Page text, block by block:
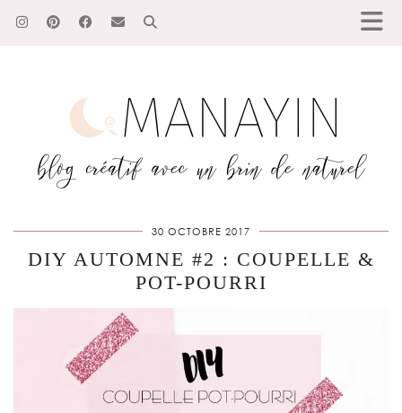
30 OCTOBRE 2017
DIY AUTOMNE #2 : COUPELLE &
POT-POURRI